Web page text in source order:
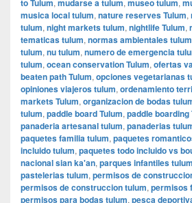
to Tulum mudarse a tulum museo tulum
musica local tulum, nature reserves Tulum,
tulum, night markets tulum, nightlife Tulum,
tematicas tulum, normas ambientales tulum
tulum, nu tulum, numero de emergencia
tulum, ocean conservation Tulum, ofertas
beaten path Tulum, opciones vegetarianas
opiniones viajeros tulum, ordenamiento
markets Tulum, organizacion de bodas
tulum, paddle board Tulum, paddle boarding
panaderia artesanal tulum, panaderias
paquetes familia tulum, paquetes
incluido tulum, paquetes todo incluido vs
nacional sian ka'an, parques infantiles tulum
pastelerias tulum, permisos de
permisos de construccion tulum, permisos
permisos para bodas tulum, pesca